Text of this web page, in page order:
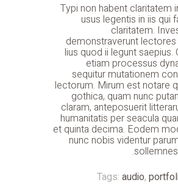
Typi non habent claritatem
usus legentis in iis qui
claritatem.
demonstraverunt
lius quod ii legunt saepius.
etiam processus
sequitur mutationem
lectorum. Mirum est notare
gothica, quam nunc
claram, anteposuerit
humanitatis per seacula
et quinta decima. Eodem
nunc nobis videntur
Tags: audio,